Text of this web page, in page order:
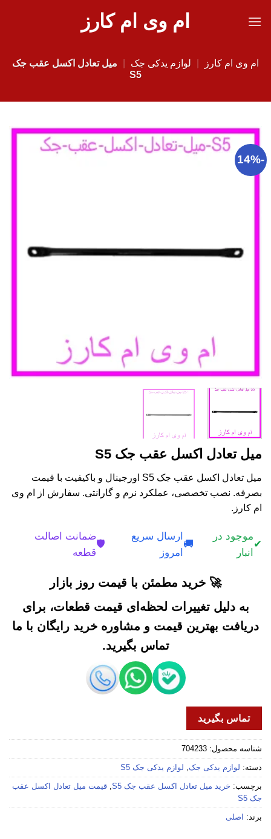
ام وی ام کارز
ام وی ام کارز لوازم یدکی جک
میل تعادل اکسل عقب جک
S5
-14%
میل تعادل اکسل عقب جک S5
میل تعادل اکسل عقب جک S5 اورجینال و باکیفیت با قیمت
بصرفه. نصب تخصصی، عملکرد نرم و گارانتی. سفارش از ام وی
ام کارز.
✔
موجود در
انبار
🚚
ارسال سریع
امروز
🛡️
ضمانت اصالت
قطعه
🚀 خرید مطمئن با قیمت روز بازار
به دلیل تغییرات لحظه‌ای قیمت قطعات، برای
دریافت بهترین قیمت و مشاوره خرید رایگان با ما
تماس بگیرید.
تماس بگیرید
شناسه محصول: 704233
دسته: لوازم یدکی جک, لوازم یدکی جک S5
برچسب: خرید میل تعادل اکسل عقب جک S5 , قیمت میل تعادل اکسل عقب
جک S5
برند: اصلی